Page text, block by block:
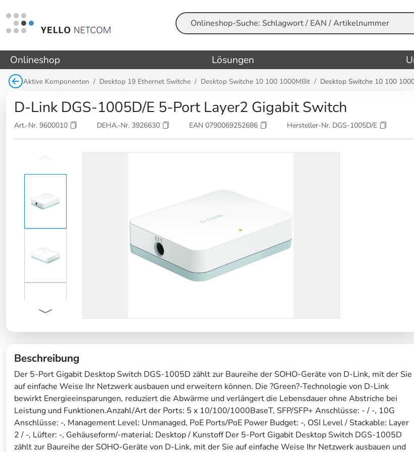
Suche
Onlineshop Lösungen
Aktive Komponenten Desktop 19 Ethernet Switche Desktop Switche 10 100 1000MBit Desktop Switche 10 100
D-Link DGS-1005D/E 5-Port Layer2 Gigabit Switch
Art.-Nr. 9600010 DEHA.-Nr. 3926630 EAN 0790069252686 Hersteller-Nr. DGS-1005D/E
Beschreibung
Der 5-Port Gigabit Desktop Switch DGS-1005D zählt zur Baureihe der SOHO-Geräte von D-Link, mit der Sie
auf einfache Weise Ihr Netzwerk ausbauen und erweitern können. Die ?Green?-Technologie von D-Link
bewirkt Energieeinsparungen, reduziert die Abwärme und verlängert die Lebensdauer ohne Abstriche bei
Leistung und Funktionen.Anzahl/Art der Ports: 5 x 10/100/1000BaseT, SFP/SFP+ Anschlüsse: - / -, 10G
Anschlüsse: -, Management Level: Unmanaged, PoE Ports/PoE Power Budget: -, OSI Level / Stackable: Layer
2 / -, Lüfter: -, Gehäuseform/-material: Desktop / Kunstoff Der 5-Port Gigabit Desktop Switch DGS-1005D
zählt zur Baureihe der SOHO-Geräte von D-Link, mit der Sie auf einfache Weise Ihr Netzwerk ausbauen und